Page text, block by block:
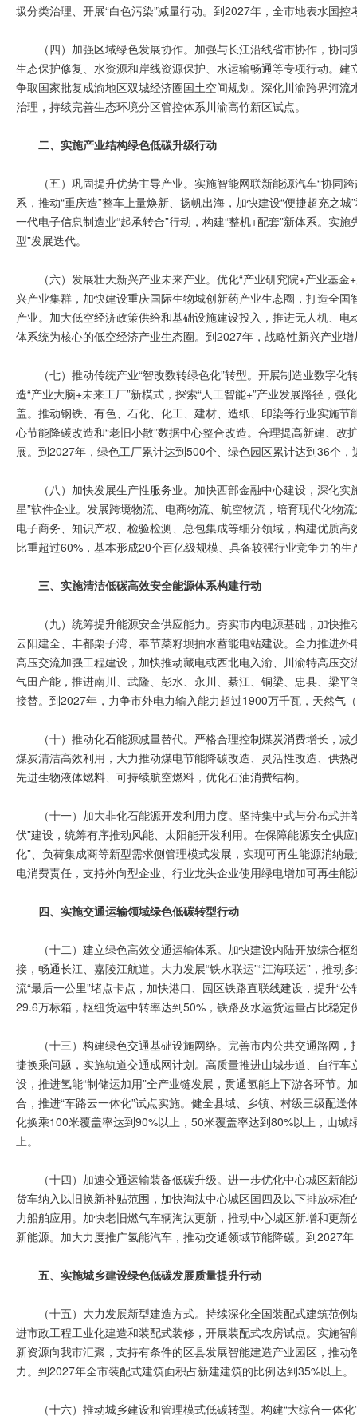
圾分类治理、开展“白色污染”减量行动。到2027年，全市地表水国
（四）加强区域绿色发展协作。加强与长江沿线省市协作，协
生态保护修复、水资源和岸线资源保护、水运输畅通等专项行动。
争取国家批复成渝地区双城经济圈国土空间规划。深化川渝跨界河
治理，持续完善生态环境分区管控体系川渝高竹新区试点。
二、实施产业结构绿色低碳升级行动
（五）巩固提升优势主导产业。实施智能网联新能源汽车“协
系，推动“重庆造”整车上量焕新、扬帆出海，加快建设“便捷超充之
一代电子信息制造业“起承转合”行动，构建“整机+配套”新体系。实
型”发展迭代。
（六）发展壮大新兴产业未来产业。优化“产业研究院+产业基
兴产业集群，加快建设重庆国际生物城创新药产业生态圈，打造全
产业。加大低空经济政策供给和基础设施建设投入，推进无人机、
体系统为核心的低空经济产业生态圈。到2027年，战略性新兴产业
（七）推动传统产业“智改数转绿色化”转型。开展制造业数字
造“产业大脑+未来工厂”新模式，探索“人工智能+”产业发展路径，
盖。推动钢铁、有色、石化、化工、建材、造纸、印染等行业实施
心节能降碳改造和“老旧小散”数据中心整合改造。合理提高新建、
展。到2027年，绿色工厂累计达到500个、绿色园区累计达到36个
（八）加快发展生产性服务业。加快西部金融中心建设，深化实
星”软件企业。发展跨境物流、电商物流、航空物流，培育现代化物
电子商务、知识产权、检验检测、总包集成等细分领域，构建优质
比重超过60%，基本形成20个百亿级规模、具备较强行业竞争力的
三、实施清洁低碳高效安全能源体系构建行动
（九）统筹提升能源安全供应能力。夯实市内电源基础，加快
云阳建全、丰都栗子湾、奉节菜籽坝抽水蓄能电站建设。全力推进
高压交流加强工程建设，加快推动藏电或西北电入渝、川渝特高压
气田产能，推进南川、武隆、彭水、永川、綦江、铜梁、忠县、梁
接替。到2027年，力争市外电力输入能力超过1900万千瓦，天然气
（十）推动化石能源减量替代。严格合理控制煤炭消费增长，
煤炭清洁高效利用，大力推动煤电节能降碳改造、灵活性改造、供
先进生物液体燃料、可持续航空燃料，优化石油消费结构。
（十一）加大非化石能源开发利用力度。坚持集中式与分布式
伏”建设，统筹有序推动风能、太阳能开发利用。在保障能源安全供
化”、负荷集成商等新型需求侧管理模式发展，实现可再生能源消纳
电消费责任，支持外向型企业、行业龙头企业使用绿电增加可再生
四、实施交通运输领域绿色低碳转型行动
（十二）建立绿色高效交通运输体系。加快建设内陆开放综合
接，畅通长江、嘉陵江航道。大力发展“铁水联运”“江海联运”，推
流“最后一公里”堵点卡点，加快港口、园区铁路直联线建设，提升“
29.6万标箱，枢纽货运中转率达到50%，铁路及水运货运量占比稳
（十三）构建绿色交通基础设施网络。完善市内公共交通路网
捷换乘问题，实施轨道交通成网计划。高质量推进山城步道、自行
设，推进氢能“制储运加用”全产业链发展，贯通氢能上下游各环节
合，推进“车路云一体化”试点实施。健全县域、乡镇、村级三级配
化换乘100米覆盖率达到90%以上，50米覆盖率达到80%以上，山
上。
（十四）加速交通运输装备低碳升级。进一步优化中心城区新
货车纳入以旧换新补贴范围，加快淘汰中心城区国四及以下排放标
力船舶应用。加快老旧燃气车辆淘汰更新，推动中心城区新增和更
新能源。加大力度推广氢能汽车，推动交通领域节能降碳。到2027
五、实施城乡建设绿色低碳发展质量提升行动
（十五）大力发展新型建造方式。持续深化全国装配式建筑范
进市政工程工业化建造和装配式装修，开展装配式农房试点。实施
新资源向我市汇聚，支持有条件的区县发展智能建造产业园区，推
力。到2027年全市装配式建筑面积占新建建筑的比例达到35%以上。
（十六）推动城乡建设和管理模式低碳转型。构建“大综合一